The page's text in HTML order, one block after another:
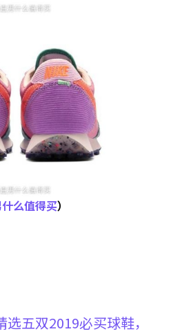
么值得买）
选五双2019必买球鞋，